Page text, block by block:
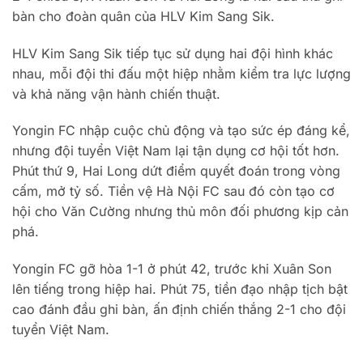
bàn cho đoàn quân của HLV Kim Sang Sik.
HLV Kim Sang Sik tiếp tục sử dụng hai đội hình khác
nhau, mỗi đội thi đấu một hiệp nhằm kiểm tra lực lượng
và khả năng vận hành chiến thuật.
Yongin FC nhập cuộc chủ động và tạo sức ép đáng kể,
nhưng đội tuyển Việt Nam lại tận dụng cơ hội tốt hơn.
Phút thứ 9, Hai Long dứt điểm quyết đoán trong vòng
cấm, mở tỷ số. Tiền vệ Hà Nội FC sau đó còn tạo cơ
hội cho Văn Cường nhưng thủ môn đối phương kịp cản
phá.
Yongin FC gỡ hòa 1-1 ở phút 42, trước khi Xuân Son
lên tiếng trong hiệp hai. Phút 75, tiền đạo nhập tịch bật
cao đánh đầu ghi bàn, ấn định chiến thắng 2-1 cho đội
tuyển Việt Nam.